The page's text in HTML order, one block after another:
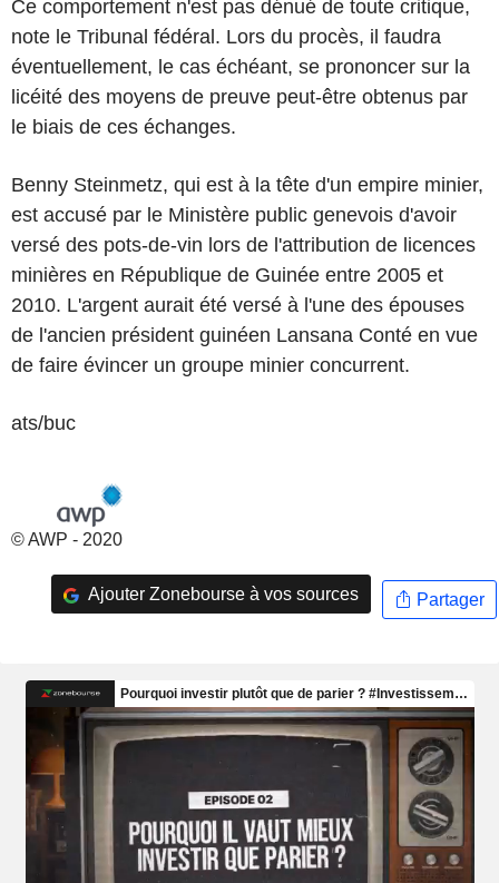
Ce comportement n'est pas dénué de toute critique,
note le Tribunal fédéral. Lors du procès, il faudra
éventuellement, le cas échéant, se prononcer sur la
licéité des moyens de preuve peut-être obtenus par
le biais de ces échanges.
Benny Steinmetz, qui est à la tête d'un empire minier,
est accusé par le Ministère public genevois d'avoir
versé des pots-de-vin lors de l'attribution de licences
minières en République de Guinée entre 2005 et
2010. L'argent aurait été versé à l'une des épouses
de l'ancien président guinéen Lansana Conté en vue
de faire évincer un groupe minier concurrent.
ats/buc
© AWP - 2020
Ajouter Zonebourse à vos sources Partager